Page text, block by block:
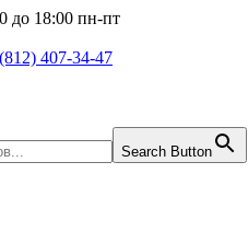
до 18:00 пн-пт
407-34-47
Search Button